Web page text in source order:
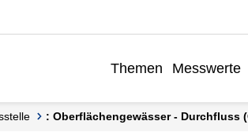
Themen Messwerte
: Oberflächengewässer - Durchfluss